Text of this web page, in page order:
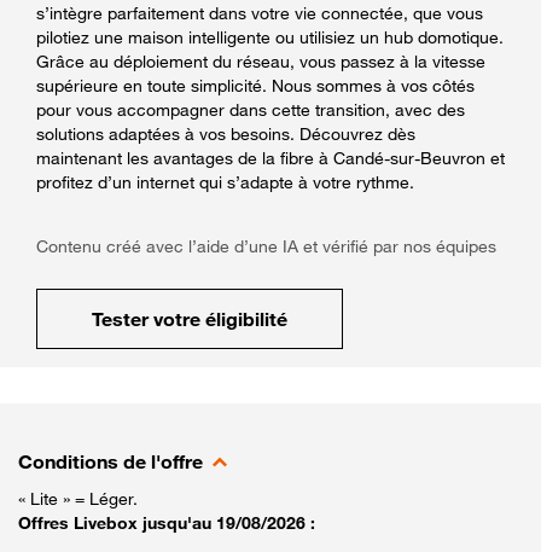
s’intègre parfaitement dans votre vie connectée, que vous
pilotiez une maison intelligente ou utilisiez un hub domotique.
Grâce au déploiement du réseau, vous passez à la vitesse
supérieure en toute simplicité. Nous sommes à vos côtés
pour vous accompagner dans cette transition, avec des
solutions adaptées à vos besoins. Découvrez dès
maintenant les avantages de la fibre à Candé-sur-Beuvron et
profitez d’un internet qui s’adapte à votre rythme.
Contenu créé avec l’aide d’une IA et vérifié par nos équipes
Tester votre éligibilité
Conditions de l'offre
« Lite » = Léger.
Offres Livebox jusqu'au 19/08/2026 :